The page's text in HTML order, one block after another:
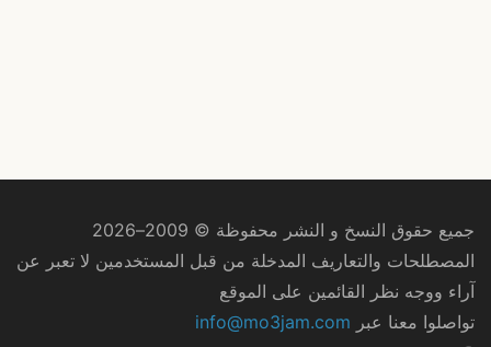
جميع حقوق النسخ و النشر محفوظة © 2009–2026
المصطلحات والتعاريف المدخلة من قبل المستخدمين لا تعبر عن
آراء ووجه نظر القائمين على الموقع
تواصلوا معنا عبر info@mo3jam.com